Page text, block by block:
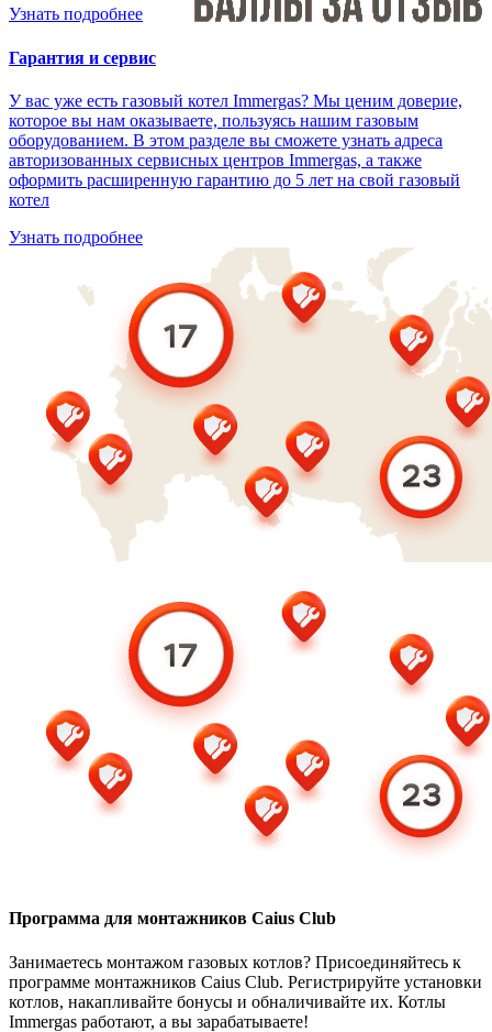
Узнать подробнее
Гарантия и сервис
У вас уже есть газовый котел Immergas? Мы ценим доверие,
которое вы нам оказываете, пользуясь нашим газовым
оборудованием. В этом разделе вы сможете узнать адреса
авторизованных сервисных центров Immergas, а также
оформить расширенную гарантию до 5 лет на свой газовый
котел
Узнать подробнее
Программа для монтажников Caius Club
Занимаетесь монтажом газовых котлов? Присоединяйтесь к
программе монтажников Caius Club. Регистрируйте установки
котлов, накапливайте бонусы и обналичивайте их. Котлы
Immergas работают, а вы зарабатываете!